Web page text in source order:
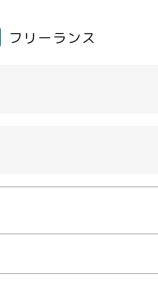
フリーランス